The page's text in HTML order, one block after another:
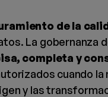
de la
La gobernanza
completa y
cuando la
y las